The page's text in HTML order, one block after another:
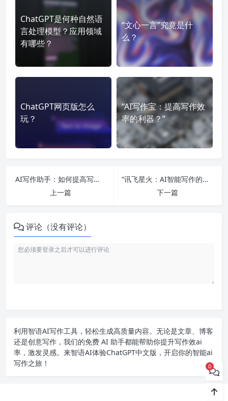
ChatGPT是何种自然语
言处理模型？应用领域
有哪些？
“文心一言”究竟是什
么？
ChatGPT网页版怎么
玩？
“AI写作宝：提高写作效
率的利器？”
AI写作助手：如何提高写作效率？
上一篇
“讯飞星火：AI智能写作的未来”
下一篇
评论（没有评论）
利用智语AI写作工具，轻松生成高质量内容。无论是文章、博客
还是创意写作，我们的免费 AI 助手都能帮助你提升写作效ai
率，激发灵感。来智语AI体验ChatGPT中文版 ，开启你的智能ai
写作之旅！
0